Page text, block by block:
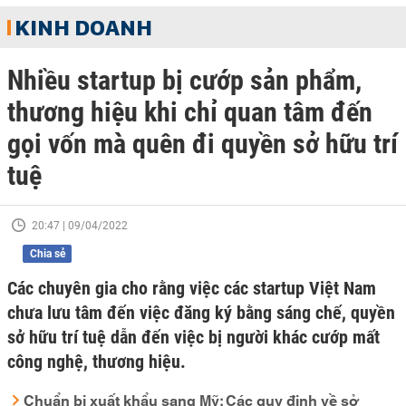
KINH DOANH
Nhiều startup bị cướp sản phẩm,
thương hiệu khi chỉ quan tâm đến
gọi vốn mà quên đi quyền sở hữu trí
tuệ
20:47 | 09/04/2022
Chia sẻ
Các chuyên gia cho rằng việc các startup Việt Nam
chưa lưu tâm đến việc đăng ký bằng sáng chế, quyền
sở hữu trí tuệ dẫn đến việc bị người khác cướp mất
công nghệ, thương hiệu.
Chuẩn bị xuất khẩu sang Mỹ: Các quy định về sở